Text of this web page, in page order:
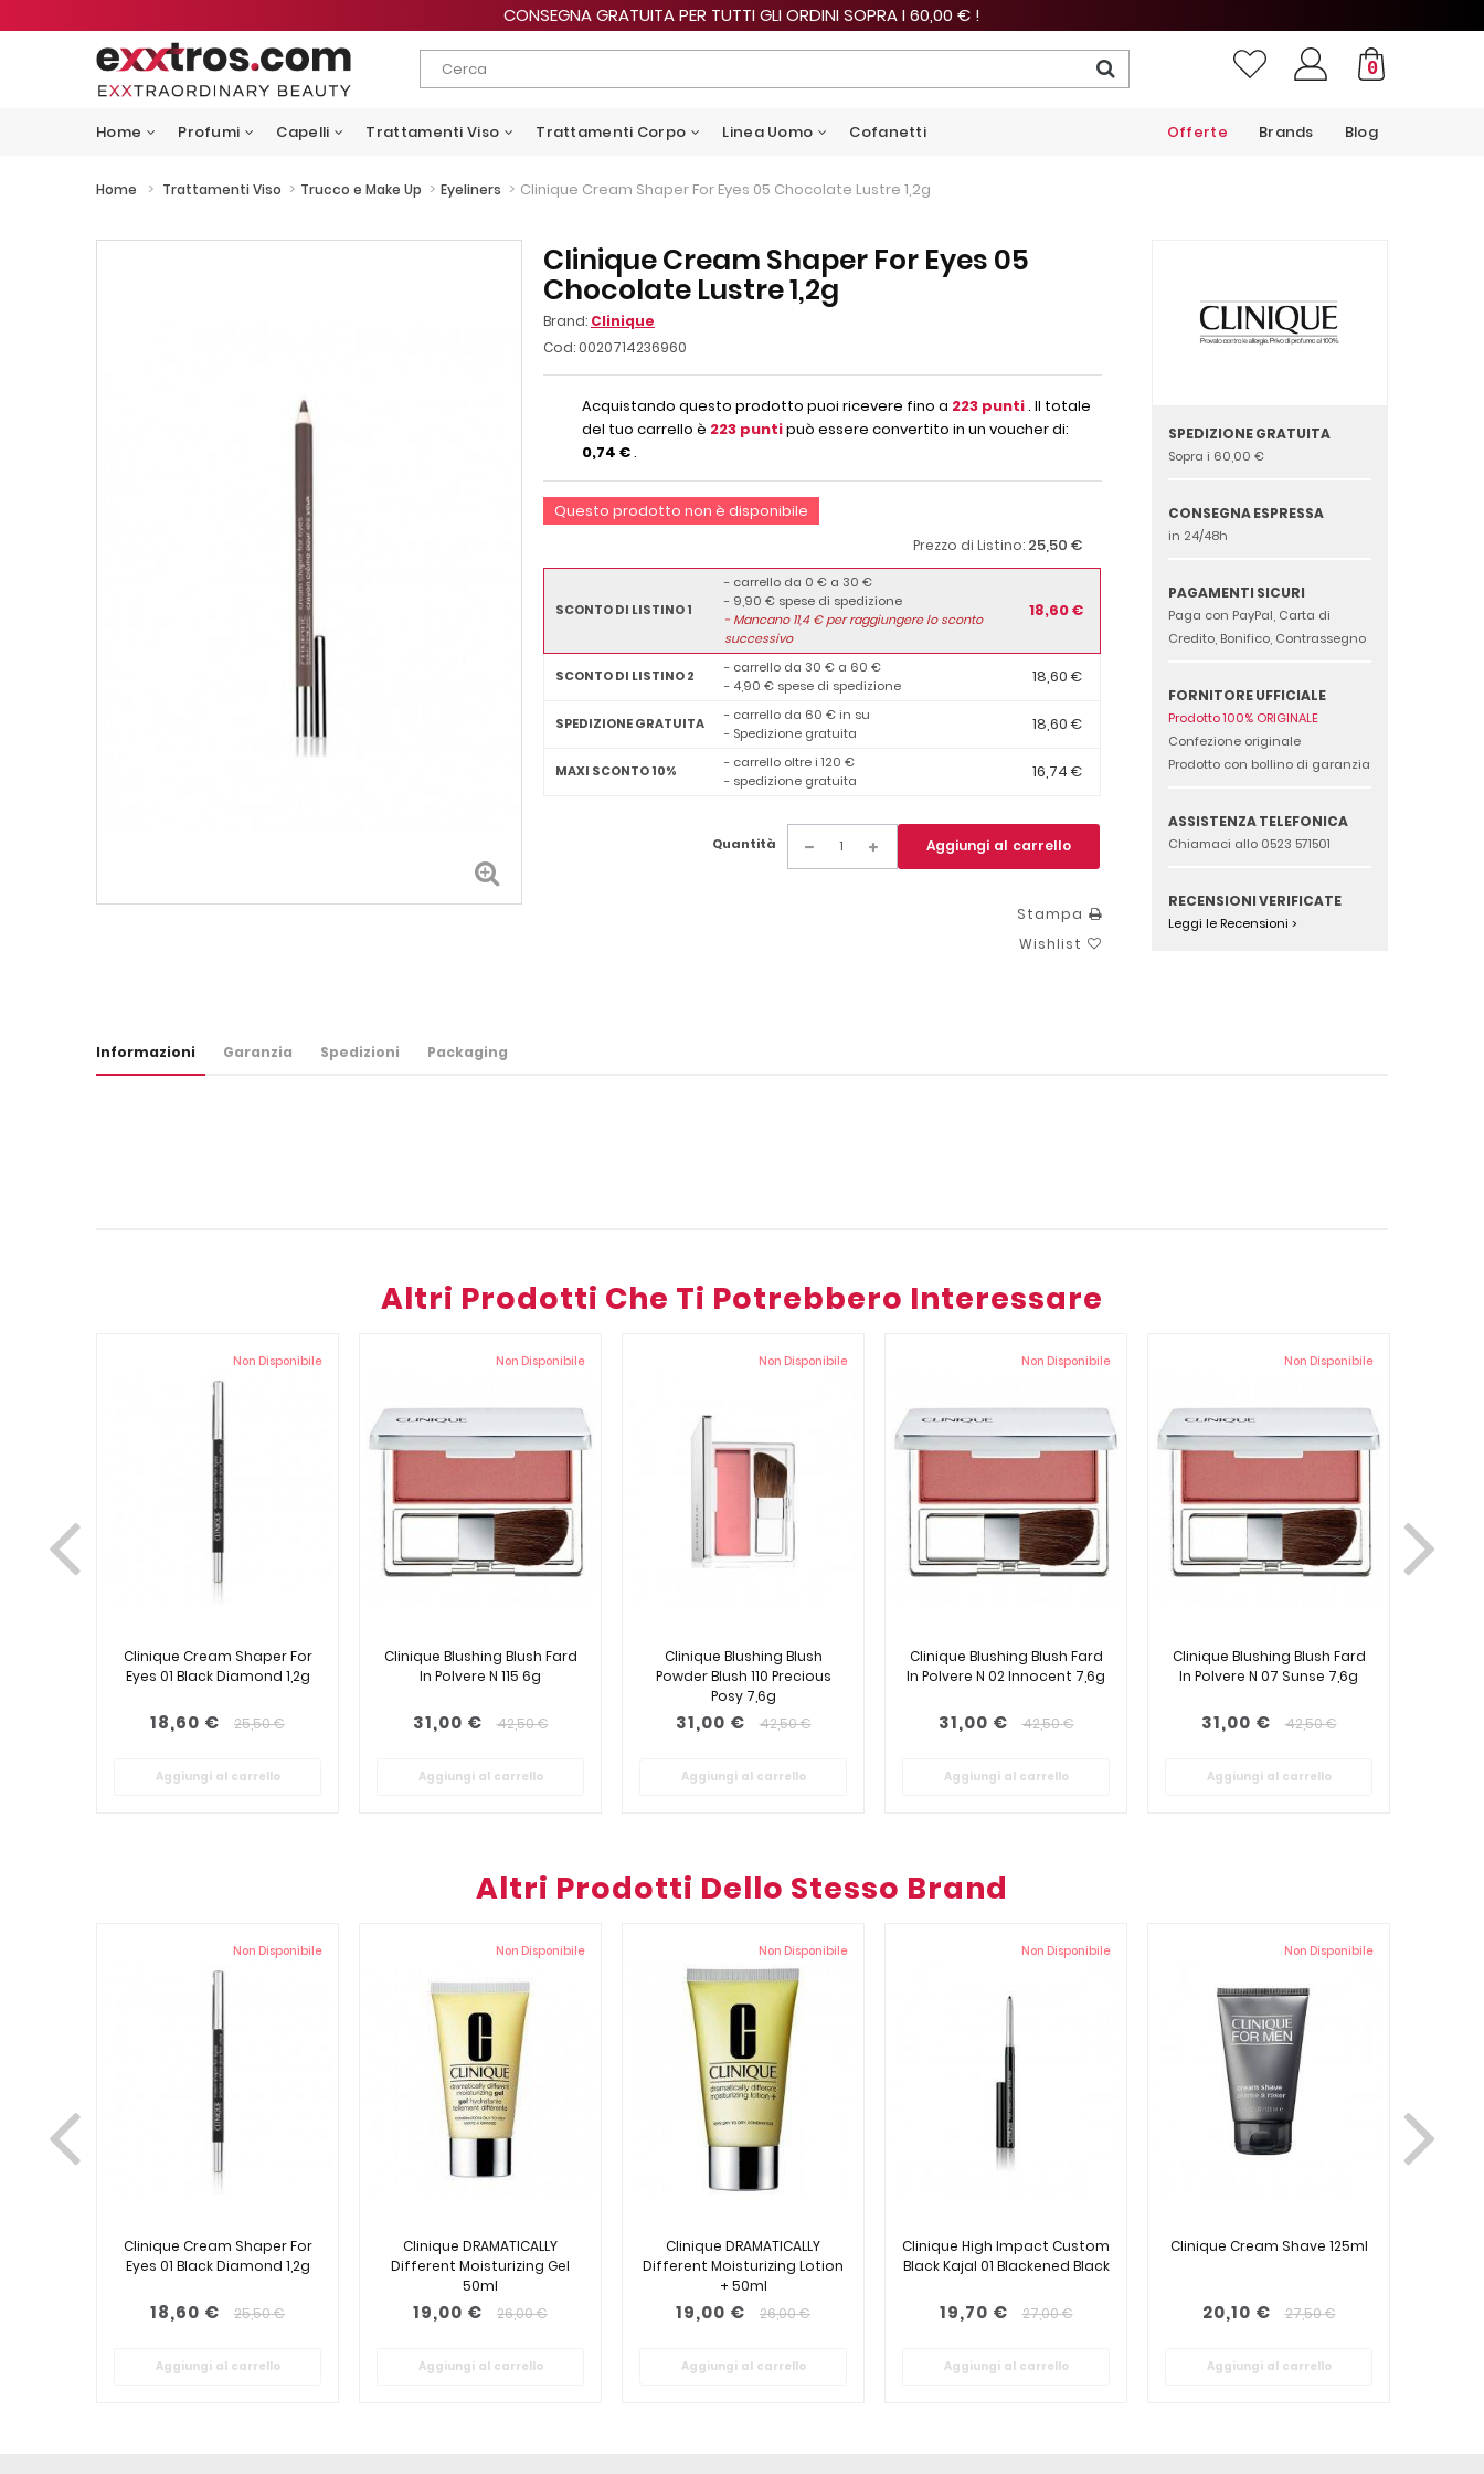
CONSEGNA GRATUITA PER TUTTI GLI ORDINI SOPRA I 60,00 € !
0
Home Profumi Capelli Trattamenti Viso Trattamenti Corpo Linea Uomo Cofanetti Blog
Brands
Offerte
Home > Trattamenti Viso > Trucco e Make Up > Eyeliners > Clinique Cream Shaper For Eyes 05 Chocolate Lustre 1,2g
Clinique Cream Shaper For Eyes 05
Chocolate Lustre 1,2g
Brand: Clinique
Cod: 0020714236960
Acquistando questo prodotto puoi ricevere fino a 223punti. Il totale
del tuo carrello è 223puntipuò essere convertito in un voucher di:
0,74 €.
Questo prodotto non è disponibile
Prezzo di Listino: 25,50 €
SCONTO DI LISTINO 1
- carrello da 0 € a 30 €
- 9,90 € spese di spedizione
-Mancano11,4€ per raggiungere lo sconto
successivo
18,60 €
SCONTO DI LISTINO 2
- carrello da 30 € a 60 €
- 4,90 € spese di spedizione
18,60 €
SPEDIZIONE GRATUITA
- carrello da 60 € in su
- Spedizione gratuita
18,60 €
MAXI SCONTO 10%
- carrello oltre i 120 €
- spedizione gratuita
16,74 €
Quantità Aggiungi al carrello
Stampa
Wishlist
SPEDIZIONE GRATUITA
Sopra i 60,00 €
CONSEGNA ESPRESSA
in 24/48h
PAGAMENTI SICURI
Paga con PayPal, Carta di
Credito, Bonifico, Contrassegno
FORNITORE UFFICIALE
Prodotto 100% ORIGINALE
Confezione originale
Prodotto con bollino di garanzia
ASSISTENZA TELEFONICA
Chiamaci allo 0523 571501
RECENSIONI VERIFICATE
Leggi le Recensioni >
Informazioni Garanzia Spedizioni Packaging
Altri Prodotti Che Ti Potrebbero Interessare
Non Disponibile
Clinique Cream Shaper For
Eyes 01 Black Diamond 1,2g
18,60 € 25,50 €
Aggiungi al carrello
Non Disponibile
Clinique Blushing Blush Fard
In Polvere N 115 6g
31,00 € 42,50 €
Aggiungi al carrello
Non Disponibile
Clinique Blushing Blush
Powder Blush 110 Precious
Posy 7,6g
31,00 € 42,50 €
Aggiungi al carrello
Non Disponibile
Clinique Blushing Blush Fard
In Polvere N 02 Innocent 7,6g
31,00 € 42,50 €
Aggiungi al carrello
Non Disponibile
Clinique Blushing Blush Fard
In Polvere N 07 Sunse 7,6g
31,00 € 42,50 €
Aggiungi al carrello
Altri Prodotti Dello Stesso Brand
Non Disponibile
Clinique Cream Shaper For
Eyes 01 Black Diamond 1,2g
18,60 € 25,50 €
Aggiungi al carrello
Non Disponibile
Clinique DRAMATICALLY
Different Moisturizing Gel
50ml
19,00 € 26,00 €
Aggiungi al carrello
Non Disponibile
Clinique DRAMATICALLY
Different Moisturizing Lotion
+ 50ml
19,00 € 26,00 €
Aggiungi al carrello
Non Disponibile
Clinique High Impact Custom
Black Kajal 01 Blackened Black
19,70 € 27,00 €
Aggiungi al carrello
Non Disponibile
Clinique Cream Shave 125ml
20,10 € 27,50 €
Aggiungi al carrello